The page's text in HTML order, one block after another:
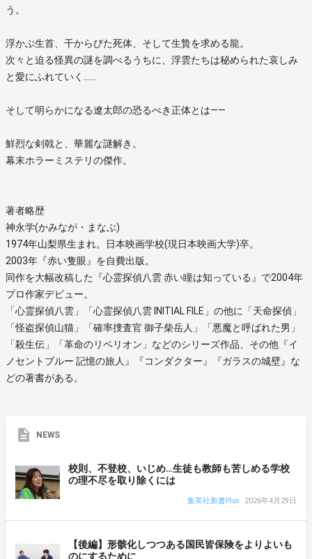
う。
浮かぶ生首、干からびた死体、そして生贄を求める龍。
次々と迫る怪異の謎を調べるうちに、浮雲たちは秘められた哀しみ
と愛にふれていく……
そして明らかになる遼太郎の恐るべき正体とは——
鮮烈な剣戟と、華麗な謎解き。
幕末ホラーミステリの傑作。
著者略歴
神永学(かみなが・まなぶ)
1974年山梨県生まれ。日本映画学校(現日本映画大学)卒。
2003年『赤い隻眼』を自費出版。
同作を大幅改稿した『心霊探偵八雲 赤い瞳は知っている』で2004年
プロ作家デビュー。
「心霊探偵八雲」「心霊探偵八雲 INITIAL FILE」の他に「天命探偵」
「怪盗探偵山猫」「確率捜査官 御子柴岳人」「悪魔と呼ばれた男」
「殺生伝」「革命のリベリオン」などのシリーズ作品、その他『イ
ノセントブルー 記憶の旅人』『コンダクター』『ガラスの城壁』な
どの著書がある。
NEWS
校則、不登校、いじめ…生徒も教師も苦しめる学校
の理不尽を取り除くには
集英社新書Plus 2026年4月29日
【後編】形骸化しつつある国民皆保険をよりよいも
のにするために